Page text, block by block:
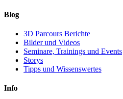
Blog
3D Parcours Berichte
Bilder und Videos
Seminare, Trainings und Events
Storys
Tipps und Wissenswertes
Info